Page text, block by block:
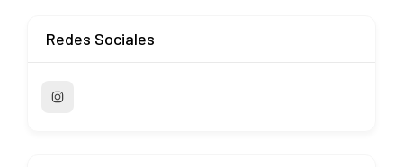
Redes Sociales